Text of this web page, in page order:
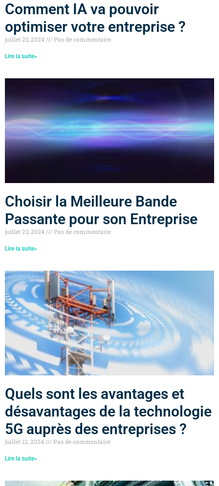
Comment IA va pouvoir
optimiser votre entreprise ?
juillet 23, 2024 Pas de commentaire
Lire la suite»
Choisir la Meilleure Bande
Passante pour son Entreprise
juillet 23, 2024 Pas de commentaire
Lire la suite»
Quels sont les avantages et
désavantages de la technologie
5G auprès des entreprises ?
juillet 12, 2024 Pas de commentaire
Lire la suite»